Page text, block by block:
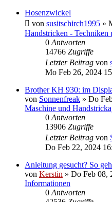
Hosenzwickel
von susitschirch1995 »
Handstricken - Techniken
0 Antworten
14766 Zugriffe
Letzter Beitrag von
Mo Feb 26, 2024
Brother KH 930: im
von Sonnenfreak » Do
Maschine und
0 Antworten
13906 Zugriffe
Letzter Beitrag von
Do Feb 22, 2024
Anleitung gesucht? So
von Kerstin » Do Feb 08,
Informationen
0 Antworten